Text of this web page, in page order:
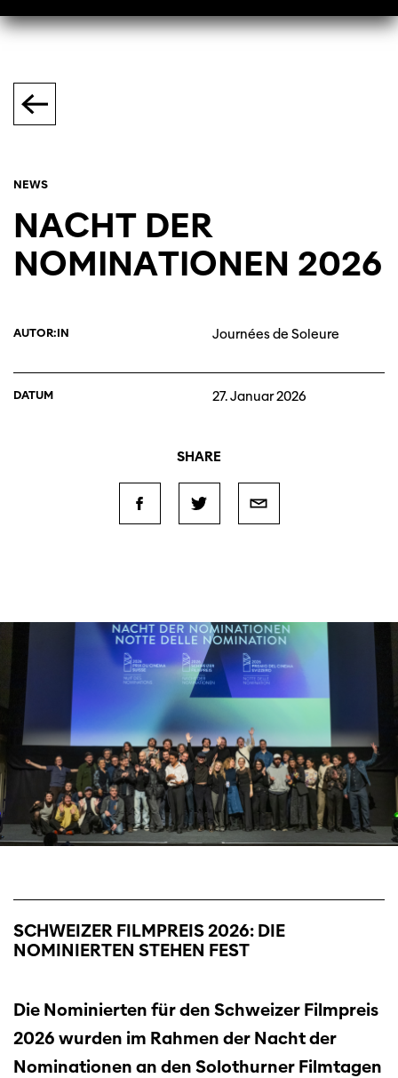
NEWS
NACHT DER
NOMINATIONEN 2026
AUTOR:IN Journées de Soleure
DATUM 27. Januar 2026
SHARE
SCHWEIZER FILMPREIS 2026: DIE
NOMINIERTEN STEHEN FEST
Die Nominierten für den Schweizer Filmpreis
2026 wurden im Rahmen der Nacht der
Nominationen an den Solothurner Filmtagen